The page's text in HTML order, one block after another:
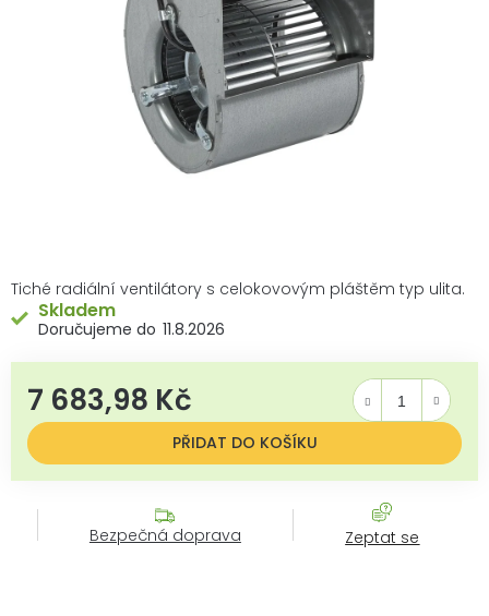
Tiché radiální ventilátory s celokovovým pláštěm typ ulita.
Skladem
11.8.2026
7 683,98 Kč
PŘIDAT DO KOŠÍKU
Bezpečná doprava Zeptat se